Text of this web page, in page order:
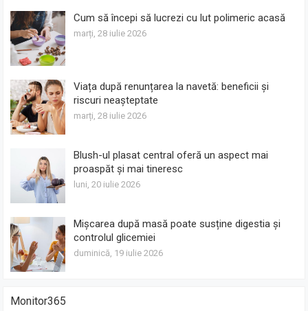
Cum să începi să lucrezi cu lut polimeric acasă
marți, 28 iulie 2026
Viața după renunțarea la navetă: beneficii și
riscuri neașteptate
marți, 28 iulie 2026
Blush-ul plasat central oferă un aspect mai
proaspăt și mai tineresc
luni, 20 iulie 2026
Mișcarea după masă poate susține digestia și
controlul glicemiei
duminică, 19 iulie 2026
Monitor365